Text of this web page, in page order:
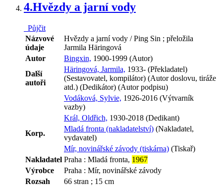
4.Hvězdy a jarní vody
Půjčit
Názvové
údaje
Hvězdy a jarní vody / Ping Sin ; přeložila
Jarmila Häringová
Autor
Bingxin, 1900-1999 (Autor)
Další
autoři
Häringová, Jarmila, 1933- (Překladatel)
(Sestavovatel, kompilátor) (Autor doslovu, tiráže
atd.) (Dedikátor) (Autor podpisu)
Vodáková, Sylvie, 1926-2016 (Výtvarník
vazby)
Král, Oldřich, 1930-2018 (Dedikant)
Korp.
Mladá fronta (nakladatelství) (Nakladatel,
vydavatel)
Mír, novinářské závody (tiskárna) (Tiskař)
Nakladatel Praha : Mladá fronta, 1967
Výrobce
Praha : Mír, novinářské závody
Rozsah
66 stran ; 15 cm